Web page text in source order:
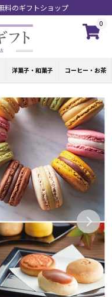
料のギフトショップ
0
洋菓子・和菓子 コーヒー・お茶